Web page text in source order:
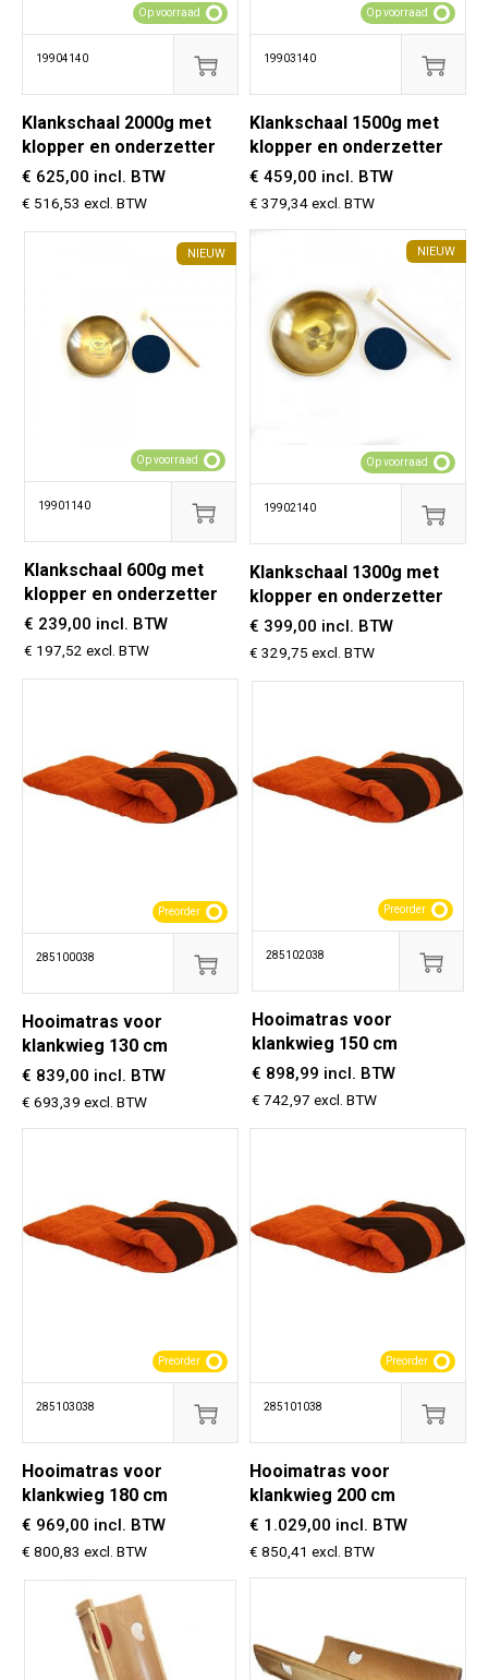
19904140
Op voorraad
Klankschaal 2000g met
klopper en onderzetter
€ 625,00 incl. BTW
€ 516,53 excl. BTW
19903140
Op voorraad
Klankschaal 1500g met
klopper en onderzetter
€ 459,00 incl. BTW
€ 379,34 excl. BTW
NIEUW
19901140
Op voorraad
Klankschaal 600g met
klopper en onderzetter
€ 239,00 incl. BTW
€ 197,52 excl. BTW
NIEUW
19902140
Op voorraad
Klankschaal 1300g met
klopper en onderzetter
€ 399,00 incl. BTW
€ 329,75 excl. BTW
285100038
Preorder
Hooimatras voor
klankwieg 130 cm
€ 839,00 incl. BTW
€ 693,39 excl. BTW
285102038
Preorder
Hooimatras voor
klankwieg 150 cm
€ 898,99 incl. BTW
€ 742,97 excl. BTW
285103038
Preorder
Hooimatras voor
klankwieg 180 cm
€ 969,00 incl. BTW
€ 800,83 excl. BTW
285101038
Preorder
Hooimatras voor
klankwieg 200 cm
€ 1.029,00 incl. BTW
€ 850,41 excl. BTW